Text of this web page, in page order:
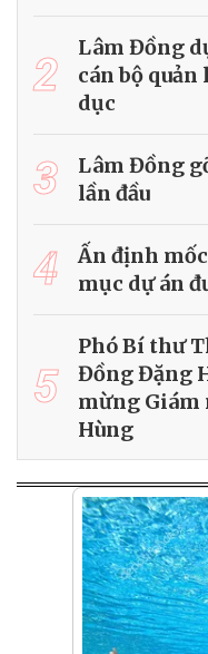
2
Lâm Đồng
cán bộ quản
dục
3
Lâm Đồng
lần đầu
4
Ấn định
mục dự án
5
Phó Bí thư
Đồng Đặng
mừng Giám
Hùng